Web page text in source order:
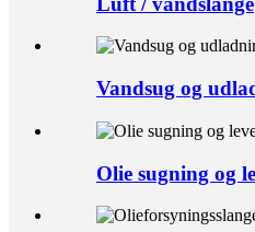
Vandsug og
Olie sugning og